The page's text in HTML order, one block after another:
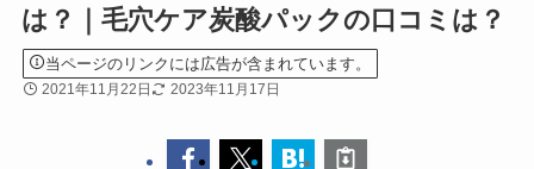
は？｜毛穴ケア炭酸パックの口コミは？
当ページのリンクには広告が含まれています。
2021年11月22日 2023年11月17日